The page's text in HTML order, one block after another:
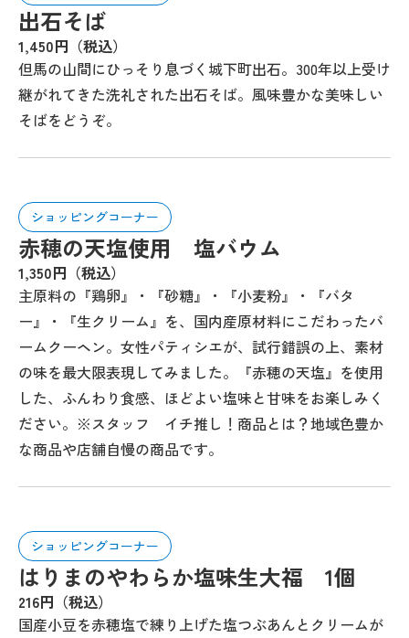
出石そば
1,450円（税込）
但馬の山間にひっそり息づく城下町出石。300年以上受け
継がれてきた洗礼された出石そば。風味豊かな美味しい
そばをどうぞ。
ショッピングコーナー
赤穂の天塩使用 塩バウム
1,350円（税込）
主原料の『鶏卵』・『砂糖』・『小麦粉』・『バタ
ー』・『生クリーム』を、国内産原材料にこだわったバ
ームクーヘン。女性パティシエが、試行錯誤の上、素材
の味を最大限表現してみました。『赤穂の天塩』を使用
した、ふんわり食感、ほどよい塩味と甘味をお楽しみく
ださい。※スタッフ イチ推し！商品とは？地域色豊か
な商品や店舗自慢の商品です。
ショッピングコーナー
はりまのやわらか塩味生大福 1個
216円（税込）
国産小豆を赤穂塩で練り上げた塩つぶあんとクリームが